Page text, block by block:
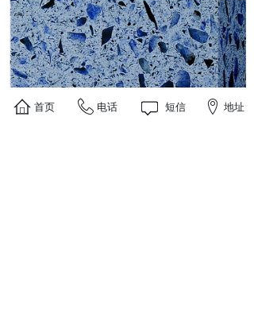
首页 电话 短信 地址